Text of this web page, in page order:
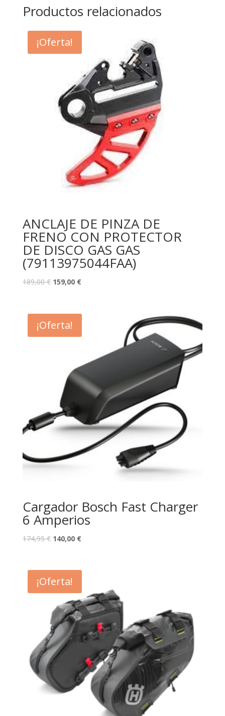
´14-
´21
(61101-
NN4-
K10ZC)
Productos relacionados
¡Oferta!
ANCLAJE DE PINZA DE
FRENO CON PROTECTOR
DE DISCO GAS GAS
(79113975044FAA)
189,00€ 159,00 €
¡Oferta!
Cargador Bosch Fast Charger
6 Amperios
174,95€ 140,00 €
¡Oferta!